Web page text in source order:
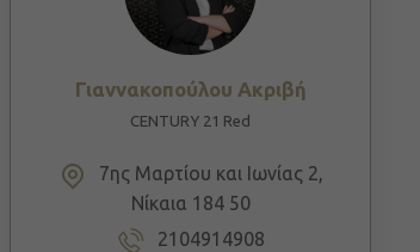
Γιαννακοπούλου Ακριβή
CENTURY 21 Red
7ης Μαρτίου και Ιωνίας 2,
Νίκαια 184 50
2104914908